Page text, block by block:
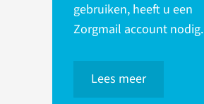
gebruiken, heeft u een
Zorgmail account nodig.
Lees meer